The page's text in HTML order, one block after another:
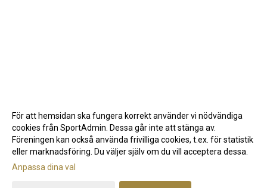
Gå till Webbversion
För att hemsidan ska fungera korrekt använder vi nödvändiga
cookies från SportAdmin. Dessa går inte att stänga av.
Föreningen kan också använda frivilliga cookies, t.ex. för statistik
eller marknadsföring. Du väljer själv om du vill acceptera dessa.
Anpassa dina val